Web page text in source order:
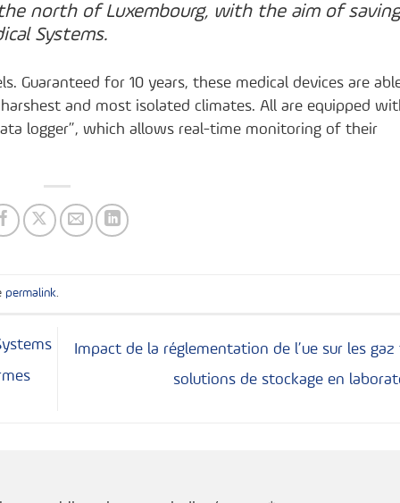
north of Luxembourg, with the aim of saving
Systems.
Guaranteed for 10 years, these medical devices are
and most isolated climates. All are equipped
logger”, which allows real-time monitoring of their
permalink.
Impact de la réglementation de l’ue sur les
solutions de stockage en